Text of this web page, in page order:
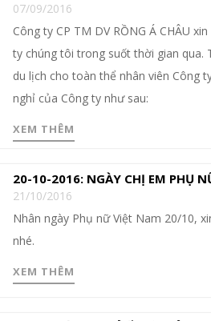
07/09/2016
Công ty CP TM DV RỒNG Á CHÂU
ty chúng tôi trong suốt thời gian qua.
du lịch cho toàn thể nhân viên Công
nghỉ của Công ty như sau:
XEM THÊM
20-10-2016: NGÀY CHỊ EM PHỤ
21/10/2016
Nhân ngày Phụ nữ Việt Nam 20/10,
nhé.
XEM THÊM